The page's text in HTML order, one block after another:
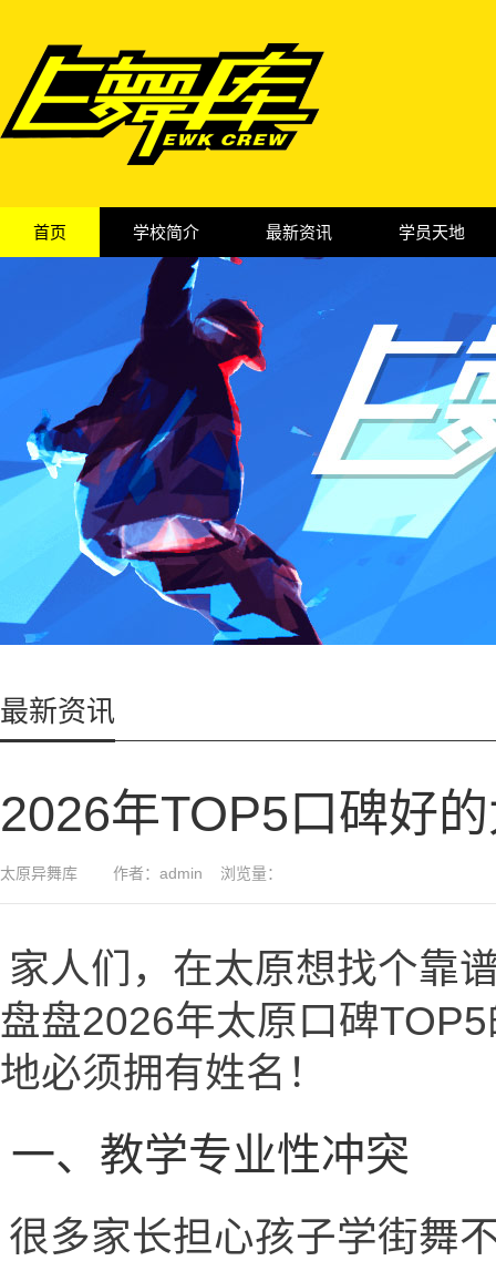
首页 学校简介 最新资讯 学员天地
最新资讯
2026年TOP5口碑好
太原异舞库 作者：admin 浏览量：
家人们，在太原想找个靠
盘盘2026年太原口碑
地必须拥有姓名！
一、教学专业性冲突
很多家长担心孩子学街舞